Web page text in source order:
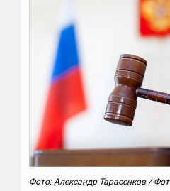
Фото: Александр Тарасенков /